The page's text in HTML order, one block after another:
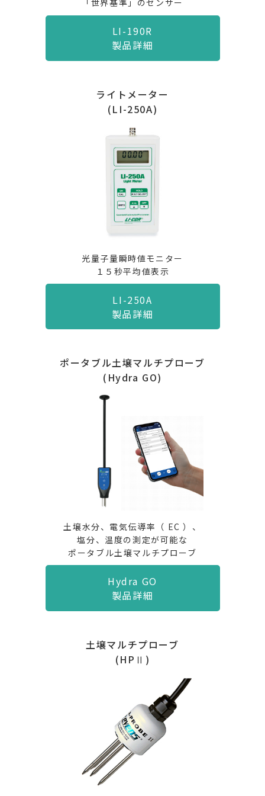
「世界基準」のセンサー
LI-190R
製品詳細
ライトメーター
(LI-250A)
光量子量瞬時値モニター
１５秒平均値表示
LI-250A
製品詳細
ポータブル土壌マルチプローブ
(Hydra GO)
土壌水分、電気伝導率（ EC ）、
塩分、温度の測定が可能な
ポータブル土壌マルチプローブ
Hydra GO
製品詳細
土壌マルチプローブ
(HPⅡ)